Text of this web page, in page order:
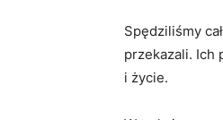
Spędziliśmy
przekazali. Ich
i⁤ życie.